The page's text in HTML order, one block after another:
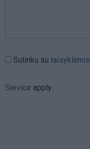
Sutinku su taisyklėmis
Service apply.